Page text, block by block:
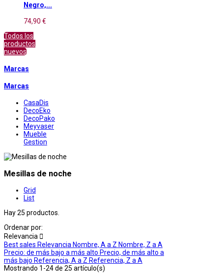
Negro,...
74,90 €
Todos los
productos
nuevos
Marcas
Marcas
CasaDis
DecoEko
DecoPako
Meyvaser
Mueble
Gestion
Mesillas de noche
Grid
List
Hay 25 productos.
Ordenar por:
Relevancia 
Best sales Relevancia Nombre, A a Z Nombre, Z a A
Precio: de más bajo a más alto Precio, de más alto a
más bajo Referencia, A a Z Referencia, Z a A
Mostrando 1-24 de 25 artículo(s)